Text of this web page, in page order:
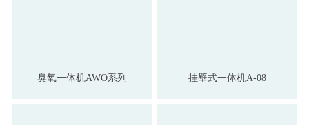
臭氧一体机AWO系列 挂壁式一体机A-08